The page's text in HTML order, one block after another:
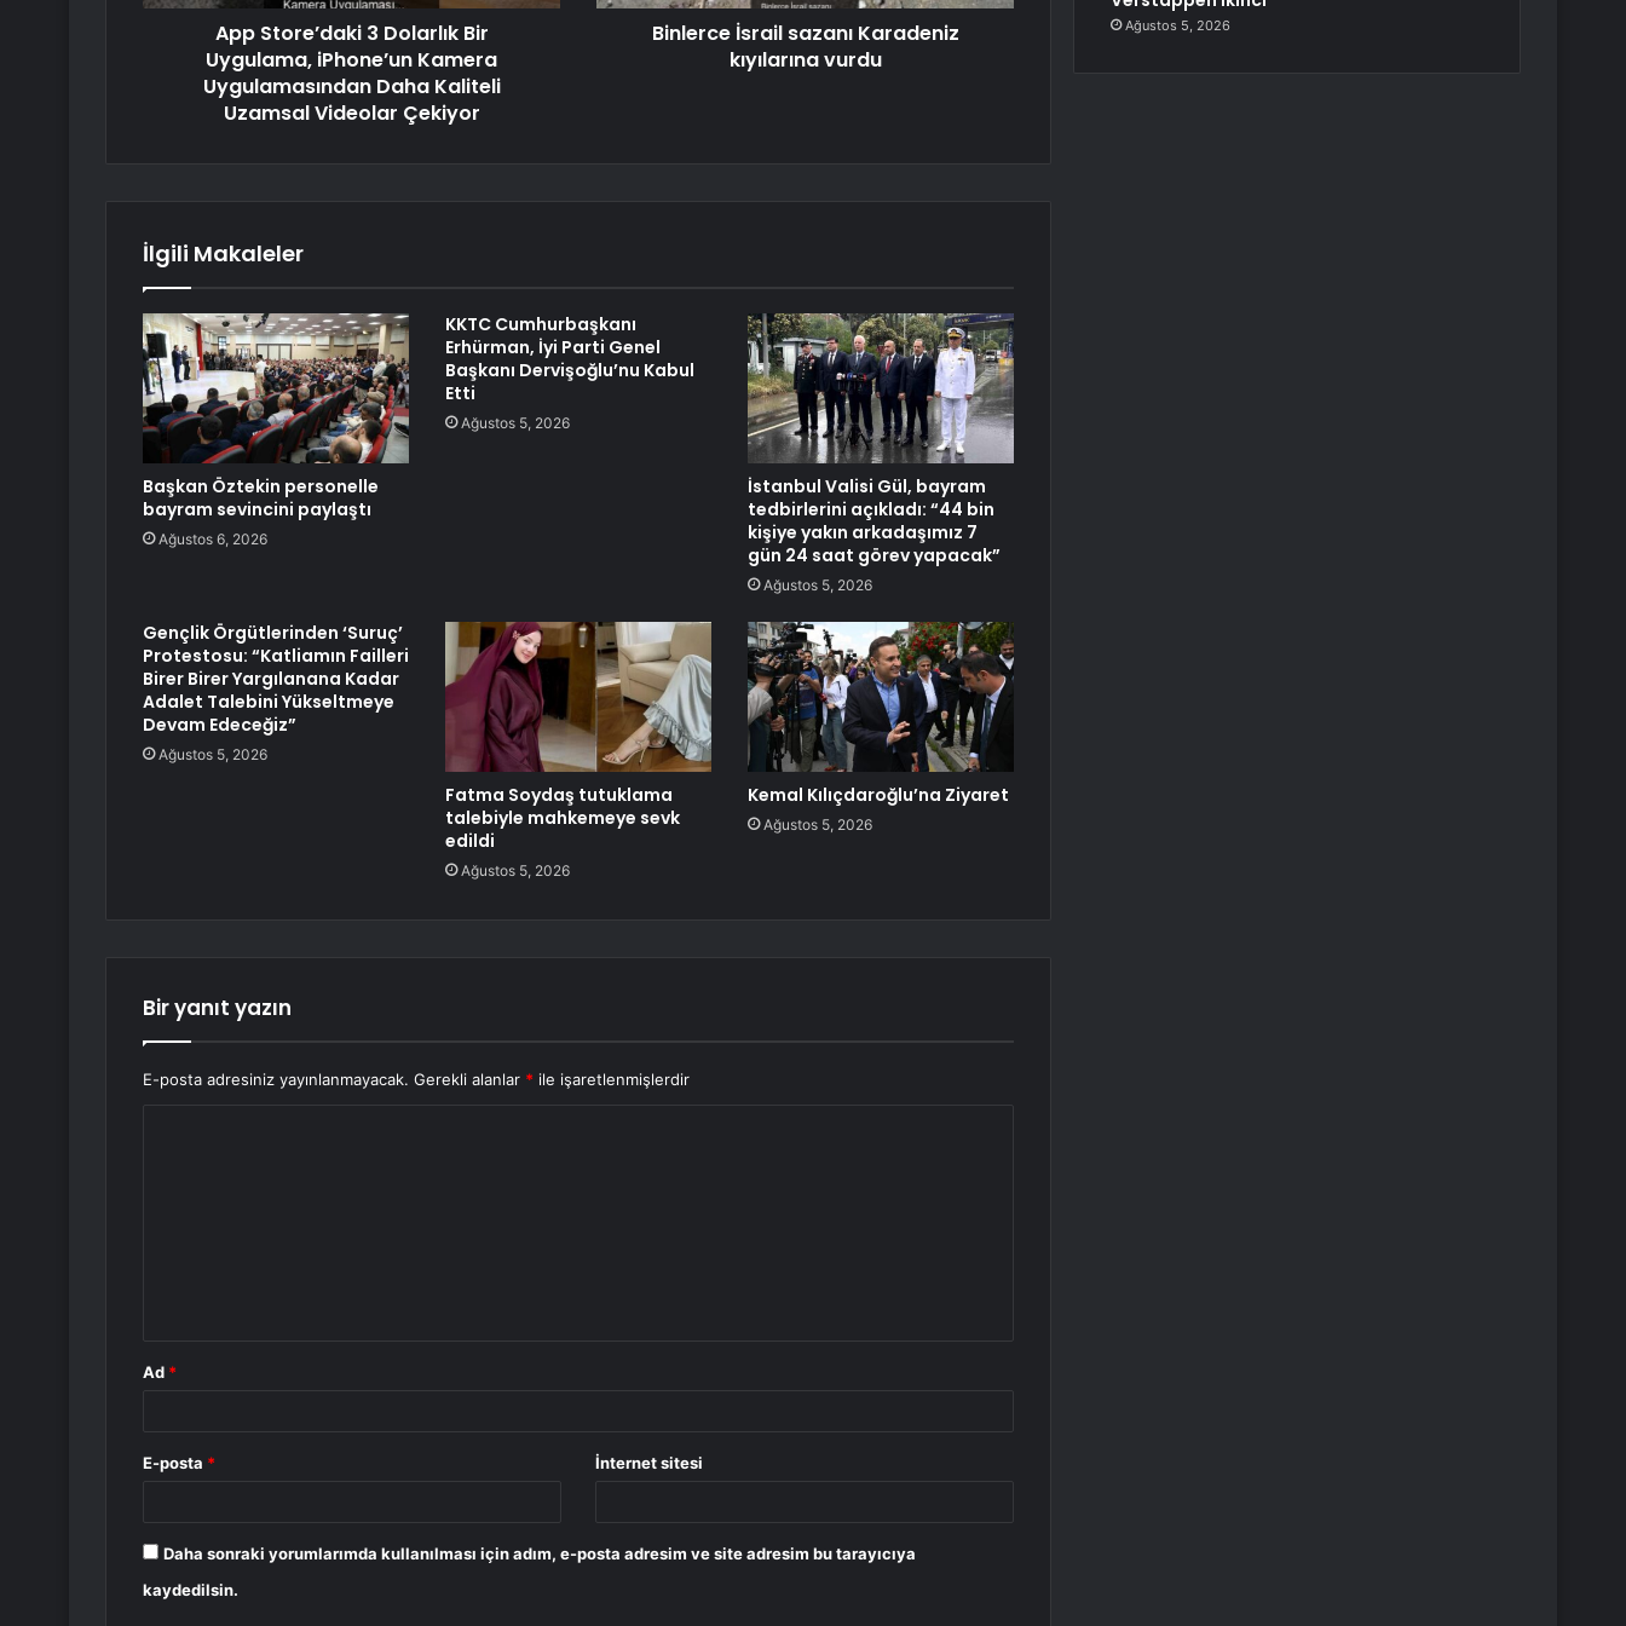
App Store’daki 3 Dolarlık Bir
Uygulama, iPhone’un Kamera
Uygulamasından Daha Kaliteli
Uzamsal Videolar Çekiyor
Binlerce İsrail sazanı Karadeniz
kıyılarına vurdu
İlgili Makaleler
Başkan Öztekin personelle
bayram sevincini paylaştı
Ağustos 6, 2026
KKTC Cumhurbaşkanı
Erhürman, İyi Parti Genel
Başkanı Dervişoğlu’nu Kabul
Etti
Ağustos 5, 2026
İstanbul Valisi Gül, bayram
tedbirlerini açıkladı: “44 bin
kişiye yakın arkadaşımız 7
gün 24 saat görev yapacak”
Ağustos 5, 2026
Gençlik Örgütlerinden ‘Suruç’
Protestosu: “Katliamın Failleri
Birer Birer Yargılanana Kadar
Adalet Talebini Yükseltmeye
Devam Edeceğiz”
Ağustos 5, 2026
Fatma Soydaş tutuklama
talebiyle mahkemeye sevk
edildi
Ağustos 5, 2026
Kemal Kılıçdaroğlu’na Ziyaret
Ağustos 5, 2026
Bir yanıt yazın
E-posta adresiniz yayınlanmayacak. Gerekli alanlar * ile işaretlenmişlerdir
Ad *
E-posta * İnternet sitesi
Daha sonraki yorumlarımda kullanılması için adım, e-posta adresim ve site adresim bu tarayıcıya
kaydedilsin.
Ağustos 5, 2026